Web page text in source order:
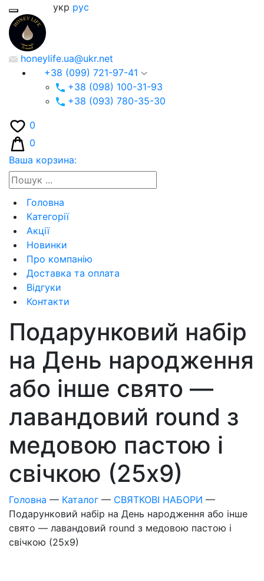
укр рус
honeylife.ua@ukr.net
+38 (099) 721-97-41
+38 (098) 100-31-93
+38 (093) 780-35-30
0
0
Ваша корзина:
Головна
Категорії
Акції
Новинки
Про компанію
Доставка та оплата
Відгуки
Контакти
Подарунковий набір
на День народження
або інше свято —
лавандовий round з
медовою пастою і
свічкою (25х9)
Головна — Каталог — СВЯТКОВІ НАБОРИ —
Подарунковий набір на День народження або інше
свято — лавандовий round з медовою пастою і
свічкою (25х9)